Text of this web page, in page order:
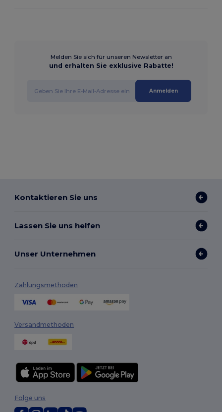
Melden Sie sich für unseren Newsletter an
und erhalten Sie exklusive Rabatte!
Anmelden
Kontaktieren Sie uns
Lassen Sie uns helfen
Unser Unternehmen
Zahlungsmethoden
Versandmethoden
Folge uns